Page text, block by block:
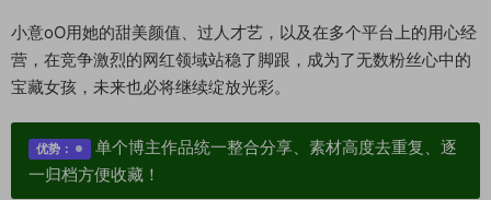
小意oO用她的甜美颜值、过人才艺，以及在多个平台上的用心经
营，在竞争激烈的网红领域站稳了脚跟，成为了无数粉丝心中的
宝藏女孩，未来也必将继续绽放光彩。
优势：
单个博主作品统一整合分享、素材高度去重复、逐
一归档方便收藏！